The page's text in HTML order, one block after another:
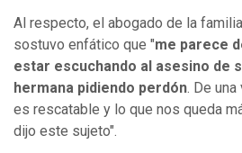
Al respecto, el abogado de la
sostuvo enfático que "me parece
estar escuchando al asesino de
hermana pidiendo perdón. De
es rescatable y lo que nos queda
dijo este sujeto".